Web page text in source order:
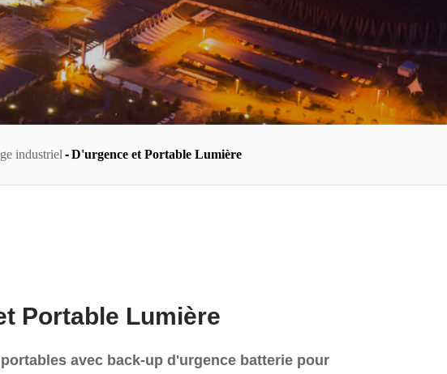
industriel D'urgence et Portable Lumière
Portable Lumière
avec back-up d'urgence batterie pour